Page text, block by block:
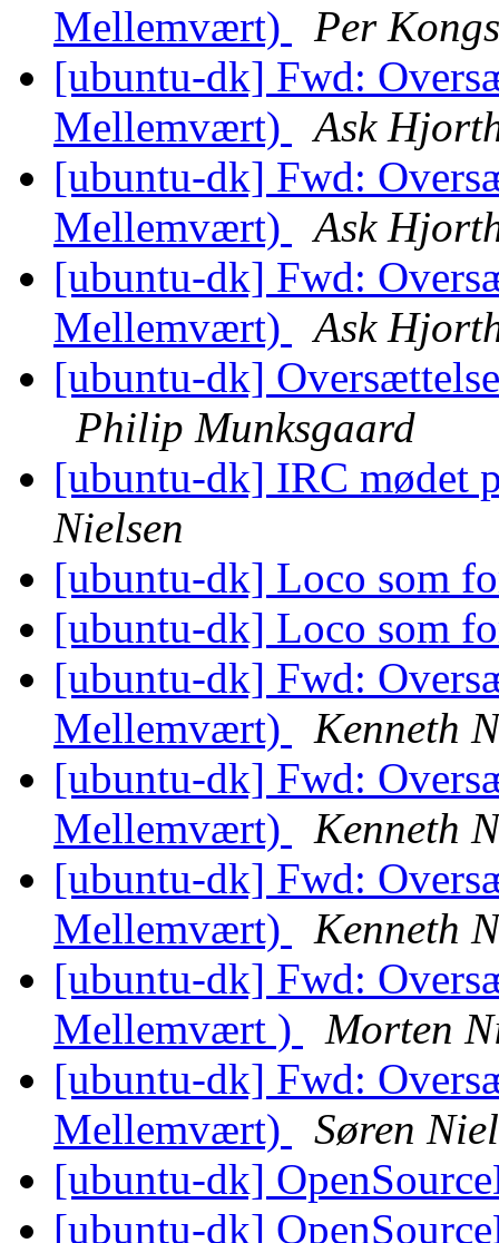
Mellemvært)
Per
[ubuntu-dk] Fwd:
Mellemvært)
Ask
[ubuntu-dk] Fwd:
Mellemvært)
Ask
[ubuntu-dk] Fwd:
Mellemvært)
Ask
[ubuntu-dk]
Philip Munksgaard
[ubuntu-dk] IRC mødet
Nielsen
[ubuntu-dk] Loco som
[ubuntu-dk] Loco som
[ubuntu-dk] Fwd:
Mellemvært)
Kenneth
[ubuntu-dk] Fwd:
Mellemvært)
Kenneth
[ubuntu-dk] Fwd:
Mellemvært)
Kenneth
[ubuntu-dk] Fwd:
Mellemvært )
Morten
[ubuntu-dk] Fwd:
Mellemvært)
Søren
[ubuntu-dk]
[ubuntu-dk]